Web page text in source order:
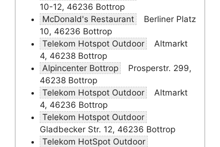
10-12, 46236 Bottrop
McDonald's Restaurant
Berliner Platz
10, 46236 Bottrop
Telekom Hotspot Outdoor
Altmarkt
4, 46238 Bottrop
Alpincenter Bottrop
Prosperstr. 299,
46238 Bottrop
Telekom Hotspot Outdoor
Altmarkt
4, 46236 Bottrop
Telekom Hotspot Outdoor
Gladbecker Str. 12, 46236 Bottrop
Telekom HotSpot Outdoor